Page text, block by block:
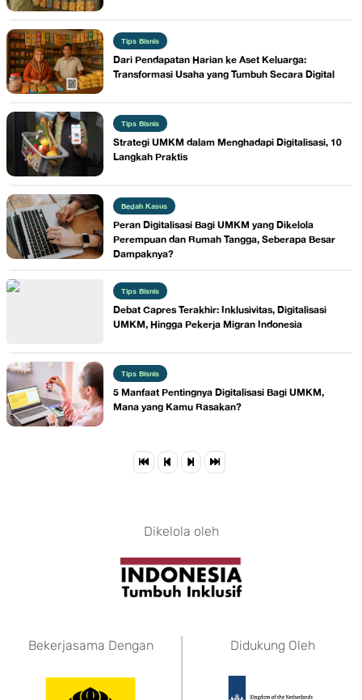
Tips Bisnis
Dari Pendapatan Harian ke Aset Keluarga:
Transformasi Usaha yang Tumbuh Secara Digital
Tips Bisnis
Strategi UMKM dalam Menghadapi Digitalisasi, 10
Langkah Praktis
Bedah Kasus
Peran Digitalisasi Bagi UMKM yang Dikelola
Perempuan dan Rumah Tangga, Seberapa Besar
Dampaknya?
Tips Bisnis
Debat Capres Terakhir: Inklusivitas, Digitalisasi
UMKM, Hingga Pekerja Migran Indonesia
Tips Bisnis
5 Manfaat Pentingnya Digitalisasi Bagi UMKM,
Mana yang Kamu Rasakan?
Dikelola oleh
Bekerjasama Dengan Didukung Oleh